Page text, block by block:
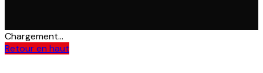
Chargement...
Retour en haut